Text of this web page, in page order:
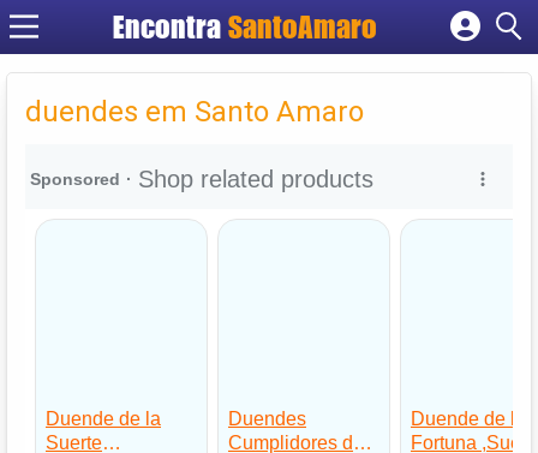
Encontra SantoAmaro
Cadastrar empresa
Criar conta
duendes em Santo Amaro